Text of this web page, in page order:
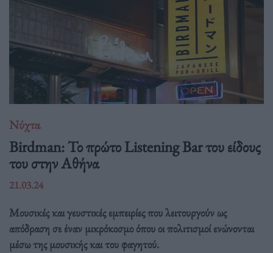
Νύχτα
Birdman: Το πρώτο Listening Bar του είδους
του στην Αθήνα
21.03.24
Μουσικές και γευστικές εμπειρίες που λειτουργούν ως
απόδραση σε έναν μικρόκοσμο όπου οι πολιτισμοί ενώνονται
μέσω της μουσικής και του φαγητού.